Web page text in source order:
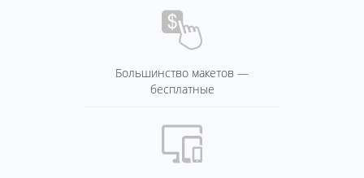
Большинство макетов —
бесплатные